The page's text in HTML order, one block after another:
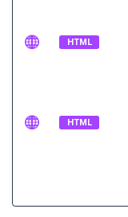
HTML
HTML